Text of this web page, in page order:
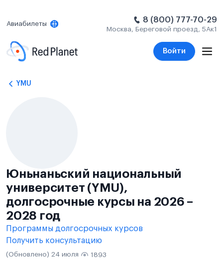
Авиабилеты 8 (800) 777-70-29
Москва, Береговой проезд, 5Ак1
Войти
YMU
Юньнаньский национальный
университет (YMU),
долгосрочные курсы на 2026 –
2028 год
Программы долгосрочных курсов
Получить консультацию
(Обновлено) 24 июля 1893